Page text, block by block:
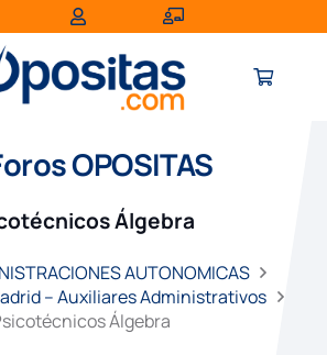
OPOSITAS
Álgebra
AUTONOMICAS
– Auxiliares Administrativos
Álgebra